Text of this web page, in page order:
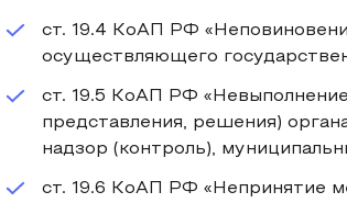
ст. 19.4 КоАП РФ
осуществляющего
ст. 19.5 КоАП РФ «Невыполнение
представления, решения)
надзор (контроль),
ст. 19.6 КоАП РФ «Непринятие